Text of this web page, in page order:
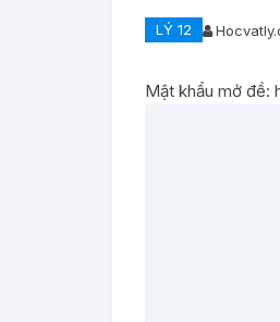
LÝ 12
Mật khẩu mở đề: